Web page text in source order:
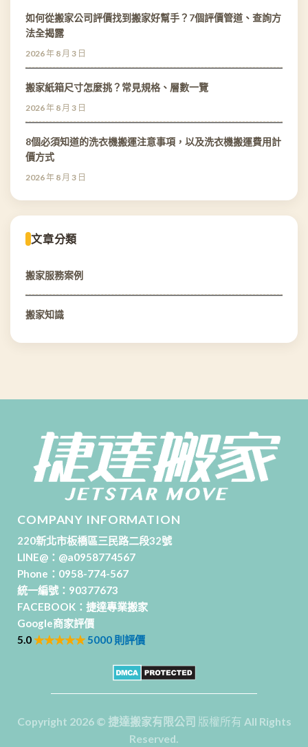
如何從搬家公司評價找到搬家好幫手？7個評價管道、查詢方
法全揭露
2026 年 8 月 3 日
搬家紙箱尺寸怎麼挑？常見規格、層數一覽
2026 年 8 月 3 日
8個必須知道的洗衣機搬運注意事項，以及洗衣機搬運費用計
價方式
2026 年 8 月 3 日
文章分類
搬家服務案例
搬家知識
COMPANY INFORMATION
220新北市板橋區三民路二段32號
LINE@： @a0958774567
Phone： 0958-774-567
統一編號：90377673
FACEBOOK： 捷達專業搬家
Google商家評價
5.0★★★★★5000 則評價
Copyright 2026 © 捷達搬家有限公司 版權所有 All Rights
Reserved.